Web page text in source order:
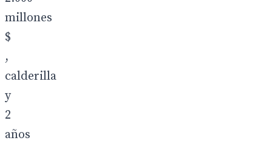
millones
$
,
calderilla
y
2
años